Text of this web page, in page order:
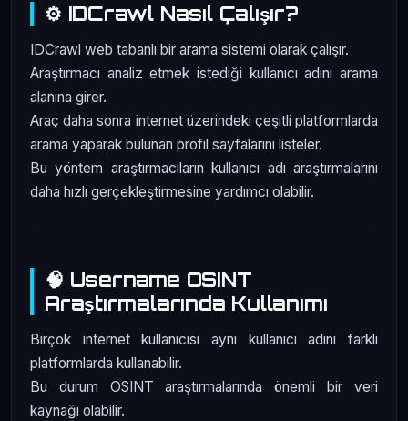
⚙️ IDCrawl Nasıl Çalışır?
IDCrawl web tabanlı bir arama sistemi olarak çalışır.
Araştırmacı analiz etmek istediği kullanıcı adını arama
alanına girer.
Araç daha sonra internet üzerindeki çeşitli platformlarda
arama yaparak bulunan profil sayfalarını listeler.
Bu yöntem araştırmacıların kullanıcı adı araştırmalarını
daha hızlı gerçekleştirmesine yardımcı olabilir.
🧠 Username OSINT
Araştırmalarında Kullanımı
Birçok internet kullanıcısı aynı kullanıcı adını farklı
platformlarda kullanabilir.
Bu durum OSINT araştırmalarında önemli bir veri
kaynağı olabilir.